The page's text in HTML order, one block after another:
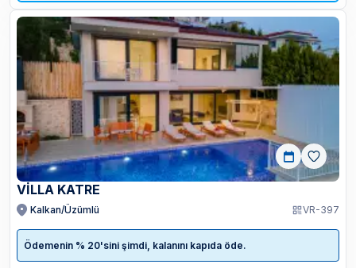
VİLLA KATRE
Kalkan/Üzümlü VR-397
Ödemenin % 20'sini şimdi, kalanını kapıda öde.